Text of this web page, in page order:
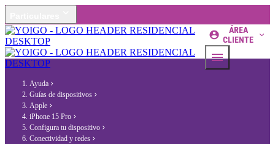
ÁREA
CLIENTE
Ayuda
Guías de dispositivos
Apple
iPhone 15 Pro
Configura tu dispositivo
Conectividad y redes